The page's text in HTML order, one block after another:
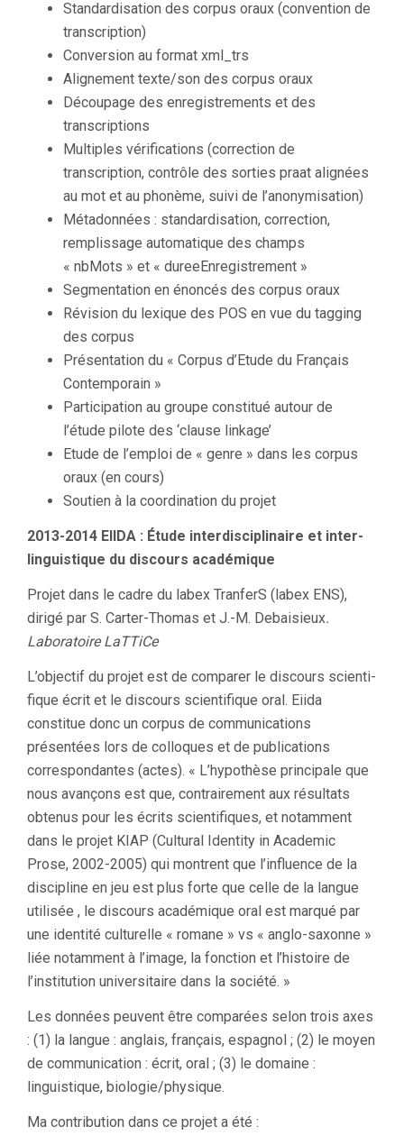
Standardisation des corpus oraux (convention de
transcription)
Conversion au format xml_trs
Alignement texte/son des corpus oraux
Découpage des enregistrements et des
transcriptions
Multiples vérifications (correction de
transcription, contrôle des sorties praat alignées
au mot et au phonème, suivi de l’anonymisation)
Métadonnées : standardisation, correction,
remplissage automatique des champs
« nbMots » et « dureeEnregistrement »
Segmentation en énoncés des corpus oraux
Révision du lexique des POS en vue du tagging
des corpus
Présentation du « Corpus d’Etude du Français
Contemporain »
Participation au groupe constitué autour de
l’étude pilote des ‘clause linkage’
Etude de l’emploi de « genre » dans les corpus
oraux (en cours)
Soutien à la coordination du projet
2013-2014 EIIDA : Étude inter­dis­ci­pli­naire et inter­
lin­guis­tique du dis­cours aca­dé­mique
Projet dans le cadre du labex TranferS (labex ENS),
dirigé par S. Carter-Thomas et J.-M. Debaisieux.
Laboratoire LaTTiCe
L’objectif du projet est de com­parer le dis­cours scien­ti­
fique écrit et le dis­cours scien­ti­fique oral. Eiida
constitue donc un corpus de communications
présentées lors de colloques et de publications
correspondantes (actes). « L’hypothèse prin­cipale que
nous avançons est que, contrai­rement aux résultats
obtenus pour les écrits scien­ti­fiques, et notamment
dans le projet KIAP (Cultural Identity in Aca­demic
Prose, 2002-​​2005) qui montrent que l’influence de la
dis­ci­pline en jeu est plus forte que celle de la langue
uti­lisée , le dis­cours aca­dé­mique oral est marqué par
une identité cultu­relle « romane » vs « anglo-​​saxonne »
liée notamment à l’image, la fonction et l’histoire de
l’institution uni­ver­si­taire dans la société. »
Les données peuvent être comparées selon trois axes
: (1) la langue : anglais, français, espagnol ; (2) le moyen
de communication : écrit, oral ; (3) le domaine :
linguistique, biologie/physique.
Ma contribution dans ce projet a été :